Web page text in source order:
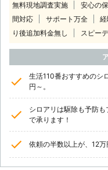
無料現地調査実施 安心の
間対応
サポート万全
り後追加料金無し
スピー
生活110番おすすめのシ
円～。
シロアリは駆除も予防
で承ります！
依頼の半数以上が、12